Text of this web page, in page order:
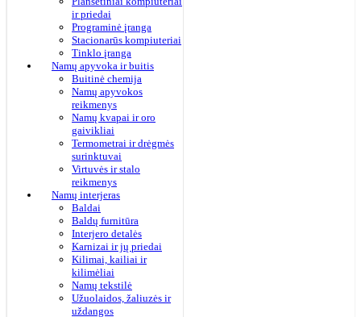
ir priedai
Programinė įranga
Stacionarūs kompiuteriai
Tinklo įranga
Namų apyvoka ir buitis
Buitinė chemija
Namų apyvokos
reikmenys
Namų kvapai ir oro
gaivikliai
Termometrai ir drėgmės
surinktuvai
Virtuvės ir stalo
reikmenys
Namų interjeras
Baldai
Baldų furnitūra
Interjero detalės
Karnizai ir jų priedai
Kilimai, kailiai ir
kilimėliai
Namų tekstilė
Užuolaidos, žaliuzės ir
uždangos